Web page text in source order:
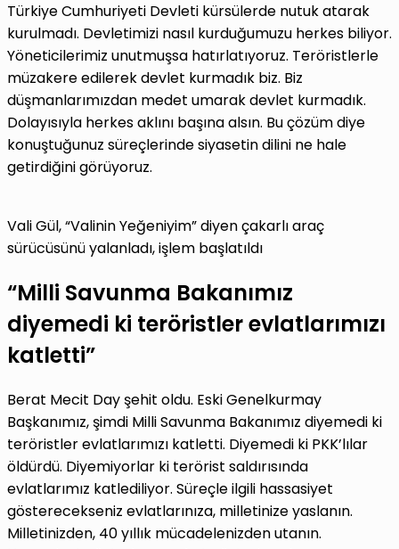
Türkiye Cumhuriyeti Devleti kürsülerde nutuk atarak
kurulmadı. Devletimizi nasıl kurduğumuzu herkes biliyor.
Yöneticilerimiz unutmuşsa hatırlatıyoruz. Teröristlerle
müzakere edilerek devlet kurmadık biz. Biz
düşmanlarımızdan medet umarak devlet kurmadık.
Dolayısıyla herkes aklını başına alsın. Bu çözüm diye
konuştuğunuz süreçlerinde siyasetin dilini ne hale
getirdiğini görüyoruz.
Vali Gül, “Valinin Yeğeniyim” diyen çakarlı araç
sürücüsünü yalanladı, işlem başlatıldı
“Milli Savunma Bakanımız
diyemedi ki teröristler evlatlarımızı
katletti”
Berat Mecit Day şehit oldu. Eski Genelkurmay
Başkanımız, şimdi Milli Savunma Bakanımız diyemedi ki
teröristler evlatlarımızı katletti. Diyemedi ki PKK’lılar
öldürdü. Diyemiyorlar ki terörist saldırısında
evlatlarımız katlediliyor. Süreçle ilgili hassasiyet
gösterecekseniz evlatlarınıza, milletinize yaslanın.
Milletinizden, 40 yıllık mücadelenizden utanın.